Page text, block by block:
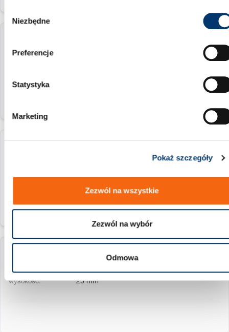
Niezbędne
Preferencje
Statystyka
Marketing
Pokaż szczegóły
Zezwól na wszystkie
Zezwól na wybór
Odmowa
2072.48.45.25
25 mm